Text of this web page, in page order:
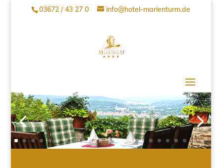
03672 / 43 27 0 info@hotel-marienturm.de